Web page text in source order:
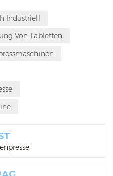
Industriell
Von Tabletten